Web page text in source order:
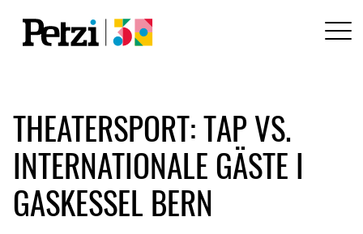
THEATERSPORT: TAP VS.
INTERNATIONALE GÄSTE I
GASKESSEL BERN